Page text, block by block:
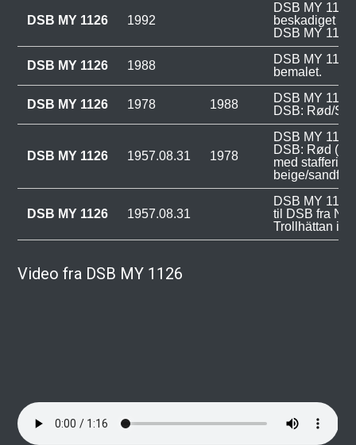
DSB MY 1126 1992
DSB MY
beskadiget i
DSB MY
DSB MY 1126 1988
DSB MY
bemalet.
DSB MY 1126 1978 1988
DSB MY
DSB: Rød/
DSB MY 1126 1957.08.31 1978
DSB MY
DSB: Rød
med
beige/
DSB MY 1126 1957.08.31
DSB MY
til DSB fra
Trollhättan i
Video fra DSB MY 1126